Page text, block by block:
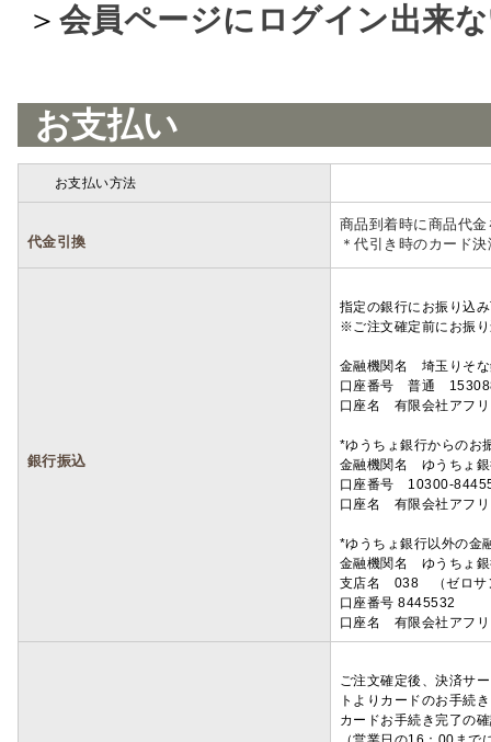
＞ 会員ページにログイン出来
お支払い
お支払い方法
代金引換
商品到着時に商品代
＊代引き時のカード
銀行振込
指定の銀行にお振り込
※ご注文確定前にお振
金融機関名 埼玉りそ
口座番号 普通
口座名 有限会社アフ
*ゆうちょ銀行からのお
金融機関名 ゆうちょ
口座番号 10300-
口座名 有限会社アフ
*ゆうちょ銀行以外の金
金融機関名 ゆうちょ
支店名 038 （ゼロサ
口座番号 8445532
口座名 有限会社アフ
ご注文確定後、決済サ
トよりカードのお手続
カードお手続き完了の